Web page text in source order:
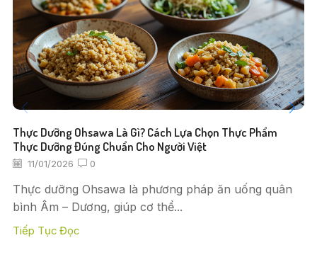
Thực Dưỡng Ohsawa Là Gì? Cách Lựa Chọn Thực Phẩm
Thực Dưỡng Đúng Chuẩn Cho Người Việt
11/01/2026 0
Thực dưỡng Ohsawa là phương pháp ăn uống quân
bình Âm – Dương, giúp cơ thể...
Tiếp Tục Đọc